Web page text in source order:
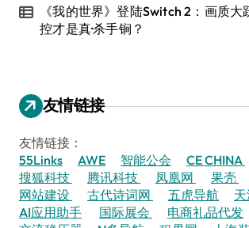
《我的世界》登陆Switch 2：画质
控才是真·杀手锏？
友情链接
友情链接：
55Links
AWE 智能公会 CE CHINA
搜狐科技
腾讯科技 凤凰网 果壳
网站建设
古代诗词网 五虎导航
AI应用助手
国际展会
电商礼品代发